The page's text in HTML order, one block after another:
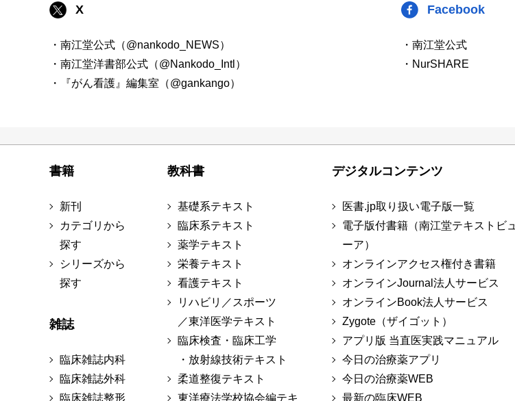
X
・南江堂公式（@nankodo_NEWS）
・南江堂洋書部公式（@Nankodo_Intl）
・『がん看護』編集室（@gankango）
Facebook
・南江堂公式
・NurSHARE
書籍
新刊
カテゴリから
探す
シリーズから
探す
雑誌
臨床雑誌内科
臨床雑誌外科
臨床雑誌整形
教科書
基礎系テキスト
臨床系テキスト
薬学テキスト
栄養テキスト
看護テキスト
リハビリ／スポーツ
／東洋医学テキスト
臨床検査・臨床工学
・放射線技術テキスト
柔道整復テキスト
東洋療法学校協会編テキ
デジタルコンテンツ
医書.jp取り扱い電子版一覧
電子版付書籍（南江堂テキストビュ
ーア）
オンラインアクセス権付き書籍
オンラインJournal法人サービス
オンラインBook法人サービス
Zygote（ザイゴット）
アプリ版 当直医実践マニュアル
今日の治療薬アプリ
今日の治療薬WEB
最新の臨床WEB